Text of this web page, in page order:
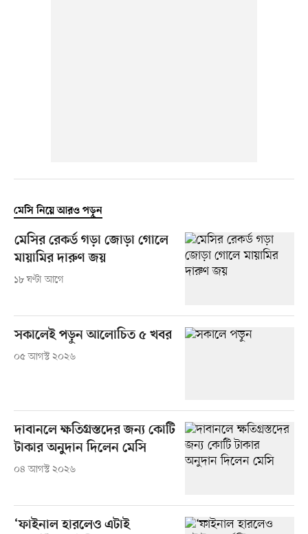
মেসি নিয়ে আরও পড়ুন
মেসির রেকর্ড গড়া জোড়া গোলে
মায়ামির দারুণ জয়
১৮ ঘণ্টা আগে
সকালেই পড়ুন আলোচিত ৫ খবর
০৫ আগস্ট ২০২৬
দাবানলে ক্ষতিগ্রস্তদের জন্য কোটি
টাকার অনুদান দিলেন মেসি
০৪ আগস্ট ২০২৬
‘ফাইনাল হারলেও এটাই